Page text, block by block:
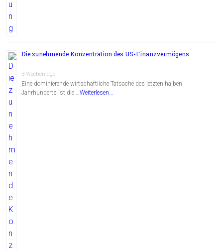
Die zunehmende Konzentration des US-Finanzvermögens
3 Wochen ago
Eine dominierende wirtschaftliche Tatsache des letzten halben
Jahrhunderts ist die …Weiterlesen...